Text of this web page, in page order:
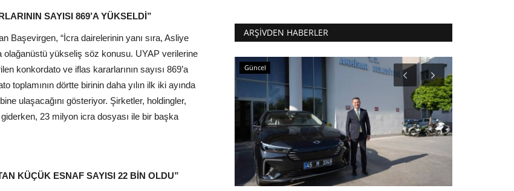
SAYISI 869’A YÜKSELDİ”
Başevirgen, “İcra dairelerinin yanı sıra, Asliye
yükseliş söz konusu. UYAP verilerine
konkordato ve iflas kararlarının sayısı 869’a
toplamının dörtte birinin daha yılın ilk iki ayında
ulaşacağını gösteriyor. Şirketler, holdingler,
23 milyon icra dosyası ile bir başka
KÜÇÜK ESNAF SAYISI 22 BİN OLDU”
ARŞIVDEN HABERLER
Güncel Güncel